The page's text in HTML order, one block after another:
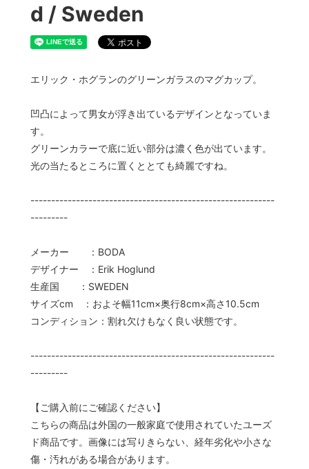
d / Sweden
エリック・ホグランのグリーンガラスのマグカップ。
凹凸によって男女が浮き出ているデザインとなっていま
す。
グリーンカラーで底に近い部分は濃く色が出ています。
光の当たるところに置くととても綺麗ですね。
-----------------------------------------------------------
---------
メーカー ：BODA
デザイナー ：Erik Hoglund
生産国 ：SWEDEN
サイズcm ：およそ幅11cm×奥行8cm×高さ10.5cm
コンディション：割れ欠けもなく良い状態です。
-----------------------------------------------------------
---------
【ご購入前にご確認ください】
こちらの商品は外国の一般家庭で使用されていたユーズ
ド商品です。画像には写りきらない、経年劣化や小さな
傷・汚れがある場合があります。